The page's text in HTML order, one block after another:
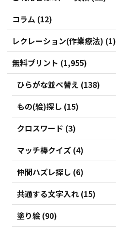
コラム (12)
レクレーション(作業療法) (1)
無料プリント (1,955)
ひらがな並べ替え (138)
もの(絵)探し (15)
クロスワード (3)
マッチ棒クイズ (4)
仲間ハズレ探し (6)
共通する文字入れ (15)
塗り絵 (90)